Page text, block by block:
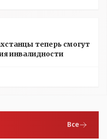
теперь смогут
инвалидности
Все